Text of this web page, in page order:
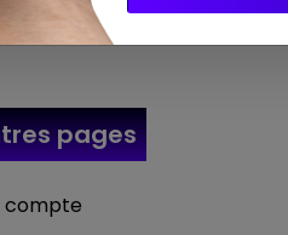
pages
compte